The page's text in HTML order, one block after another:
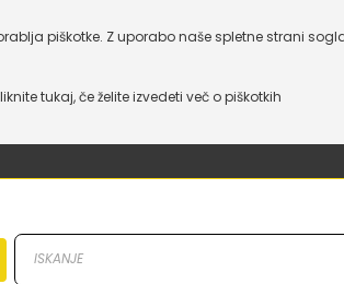
piškotke. Z uporabo naše spletne strani
tukaj, če želite izvedeti več o piškotkih